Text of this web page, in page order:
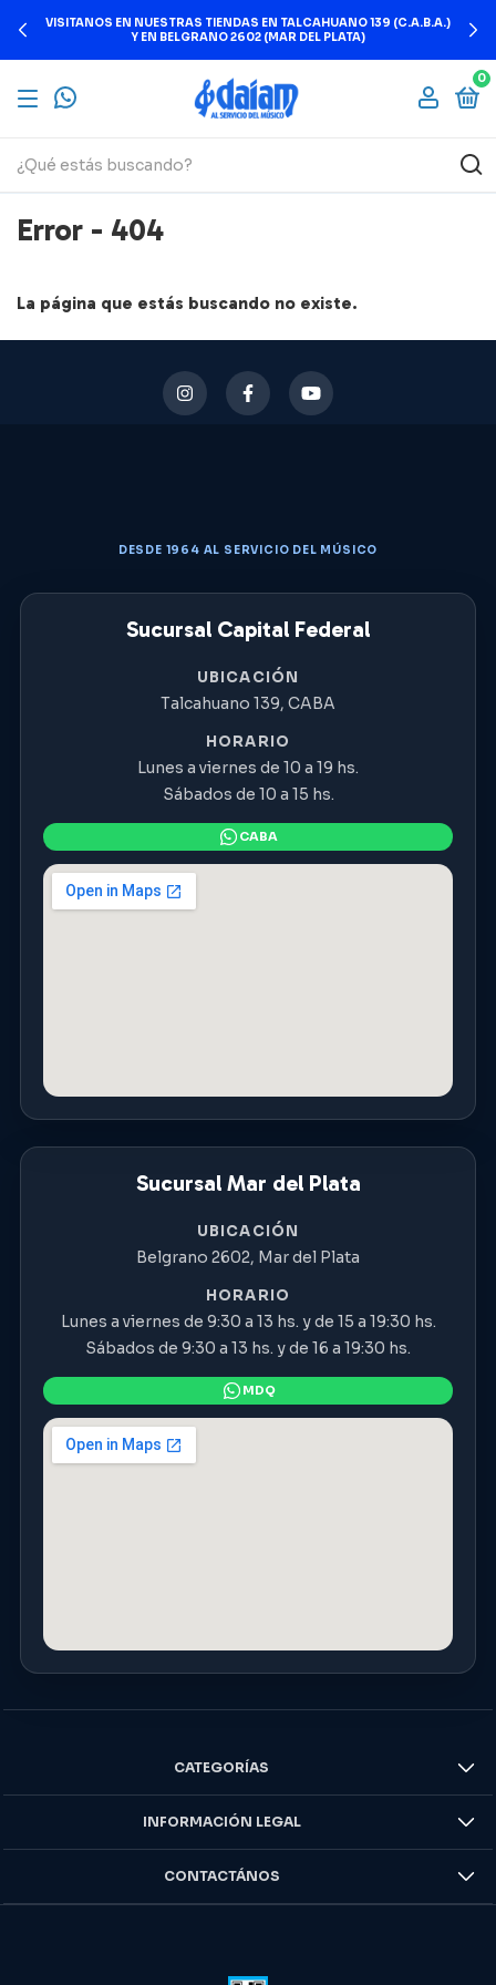
VISITANOS EN NUESTRAS TIENDAS EN TALCAHUANO 139 (C.A.B.A.)
Y EN BELGRANO 2602 (MAR DEL PLATA)
0
Error - 404
La página que estás buscando no existe.
DESDE 1964 AL SERVICIO DEL MÚSICO
Sucursal Capital Federal
UBICACIÓN
Talcahuano 139, CABA
HORARIO
Lunes a viernes de 10 a 19 hs.
Sábados de 10 a 15 hs.
Sucursal Mar del Plata
UBICACIÓN
Belgrano 2602, Mar del Plata
HORARIO
Lunes a viernes de 9:30 a 13 hs. y de 15 a 19:30 hs.
Sábados de 9:30 a 13 hs. y de 16 a 19:30 hs.
CATEGORÍAS
INFORMACIÓN LEGAL
CONTACTÁNOS